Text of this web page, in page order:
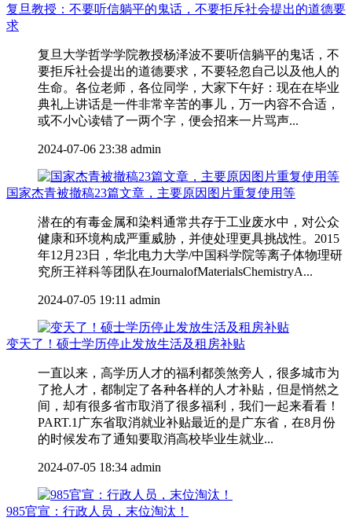
复旦教授：不要听信躺平的鬼话，不要拒斥社会提出的道德要
求
复旦大学哲学学院教授杨泽波不要听信躺平的鬼话，不
要拒斥社会提出的道德要求，不要轻忽自己以及他人的
生命。各位老师，各位同学，大家下午好：现在在毕业
典礼上讲话是一件非常辛苦的事儿，万一内容不合适，
或不小心读错了一两个字，便会招来一片骂声...
2024-07-06 23:38 admin
国家杰青被撤稿23篇文章，主要原因图片重复使用等
潜在的有毒金属和染料通常共存于工业废水中，对公众
健康和环境构成严重威胁，并使处理更具挑战性。2015
年12月23日，华北电力大学/中国科学院等离子体物理研
究所王祥科等团队在JournalofMaterialsChemistryA...
2024-07-05 19:11 admin
变天了！硕士学历停止发放生活及租房补贴
一直以来，高学历人才的福利都羡煞旁人，很多城市为
了抢人才，都制定了各种各样的人才补贴，但是悄然之
间，却有很多省市取消了很多福利，我们一起来看看！
PART.1广东省取消就业补贴最近的是广东省，在8月份
的时候发布了通知要取消高校毕业生就业...
2024-07-05 18:34 admin
985官宣：行政人员，末位淘汰！